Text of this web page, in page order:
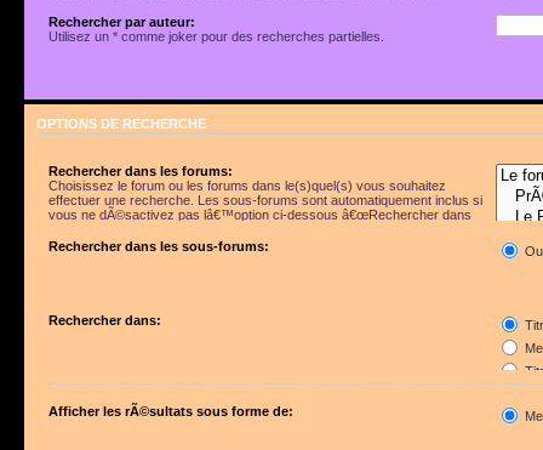
Rechercher par auteur:
Utilisez un * comme joker pour des recherches partielles.
OPTIONS DE RECHERCHE
Rechercher dans les forums:
Choisissez le forum ou les forums dans le(s)quel(s) vous souhaitez
effectuer une recherche. Les sous-forums sont automatiquement inclus si
vous ne dÃ©sactivez pas lâ€™option ci-dessous â€œRechercher dans
Rechercher dans les sous-forums:
Rechercher dans:
Afficher les rÃ©sultats sous forme de: